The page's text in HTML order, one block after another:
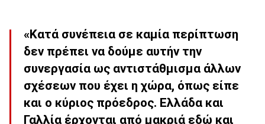
«Κατά συνέπεια σε καμία περίπτωση
δεν πρέπει να δούμε αυτήν την
συνεργασία ως αντιστάθμισμα άλλων
σχέσεων που έχει η χώρα, όπως είπε
και ο κύριος πρόεδρος. Ελλάδα και
Γαλλία έρχονται από μακριά εδώ και